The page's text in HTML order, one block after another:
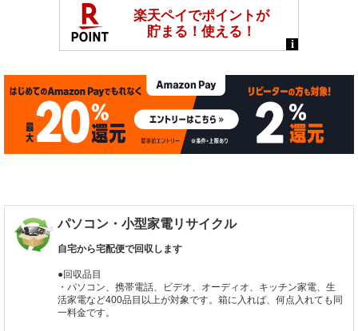
パソコン・小型家電リサイクル
自宅から宅配便で回収します
●回収品目
・パソコン、携帯電話、ビデオ、オーディオ、キッチン家電、生
活家電など400品目以上が対象です。箱に入れば、何点入れても同
一料金です。